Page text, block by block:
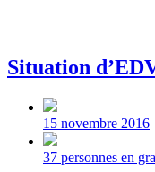
Situation
Post
date
15 novembre 2016
Tagged
37 personnes en